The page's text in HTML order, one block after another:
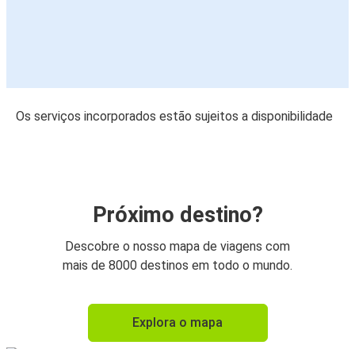
Os serviços incorporados estão sujeitos a disponibilidade
Próximo destino?
Descobre o nosso mapa de viagens com
mais de 8000 destinos em todo o mundo.
Explora o mapa